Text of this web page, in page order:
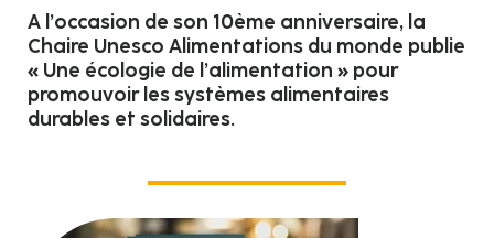
A l’occasion de son 10ème anniversaire, la
Chaire Unesco Alimentations du monde publie
« Une écologie de l’alimentation » pour
promouvoir les systèmes alimentaires
durables et solidaires.